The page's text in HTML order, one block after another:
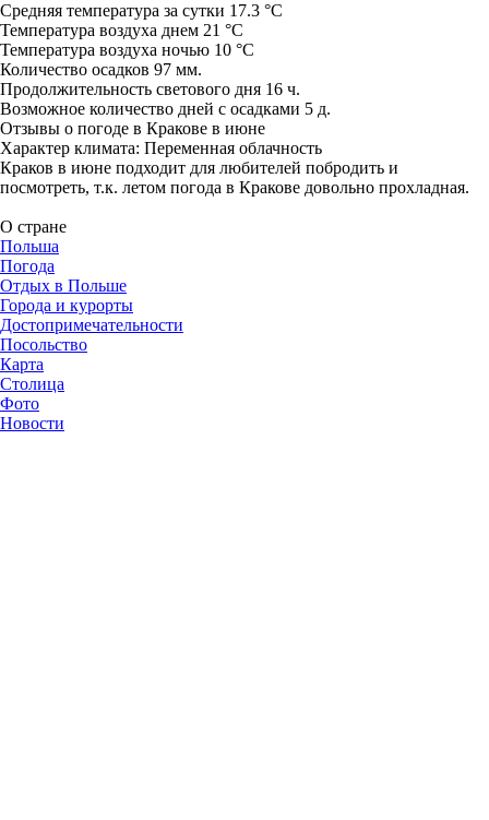
Средняя температура за сутки 17.3 °C
Температура воздуха днем 21 °C
Температура воздуха ночью 10 °C
Количество осадков 97 мм.
Продолжительность светового дня 16 ч.
Возможное количество дней с осадками 5 д.
Отзывы о погоде в Кракове в июне
Характер климата: Переменная облачность
Краков в июне подходит для любителей побродить и
посмотреть, т.к. летом погода в Кракове довольно прохладная.
О стране
Польша
Погода
Отдых в Польше
Города и курорты
Достопримечательности
Посольство
Карта
Столица
Фото
Новости